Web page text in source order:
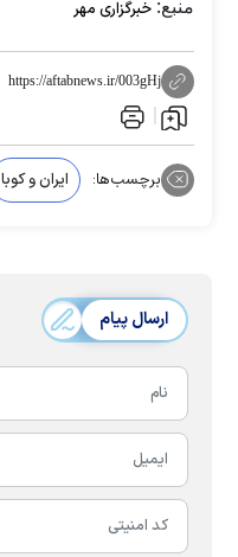
منبع: خبرگزاری مهر
https://aftabnews.ir/003gHj
برچسب‌ها: ایران و کوبا
ارسال پیام